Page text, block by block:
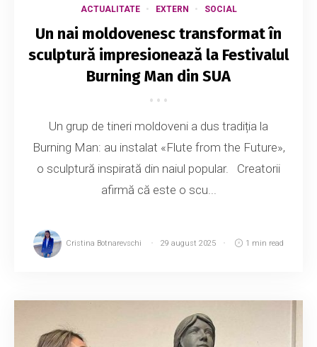
ACTUALITATE EXTERN SOCIAL
Un nai moldovenesc transformat în
sculptură impresionează la Festivalul
Burning Man din SUA
Un grup de tineri moldoveni a dus tradiția la
Burning Man: au instalat «Flute from the Future»,
o sculptură inspirată din naiul popular. Creatorii
afirmă că este o scu...
Cristina Botnarevschi 29 august 2025 1 min read